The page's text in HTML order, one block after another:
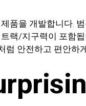
제품을 개발합니다
랙/지구력이 포함
럼 안전하고 편안